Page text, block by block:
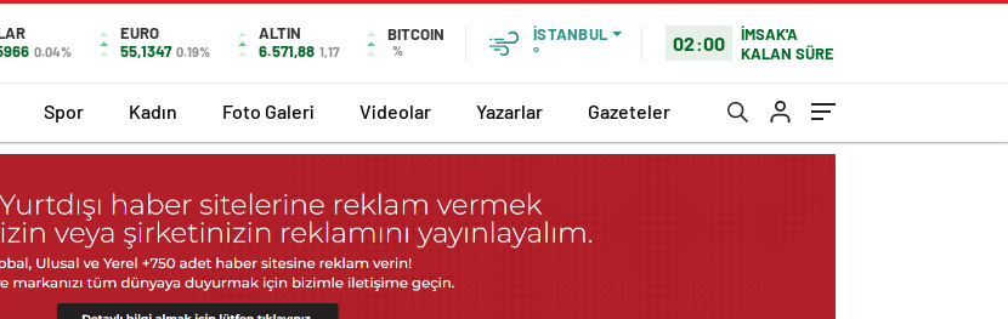
0.04%
EURO
55,1347 0.19%
ALTIN
6.571,88 1,17
BITCOIN
%
İSTANBUL
°
02:00
İMSAK'A
KALAN SÜRE
Spor Kadın Foto Galeri Videolar Yazarlar Gazeteler